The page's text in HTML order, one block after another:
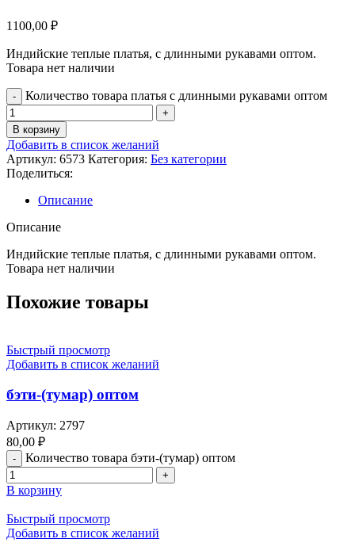
1100,00 ₽
Индийские теплые платья, с длинными рукавами оптом.
Товара нет наличии
Количество товара платья с длинными рукавами оптом
В корзину
Добавить в список желаний
Артикул: 6573 Категория: Без категории
Поделиться:
Описание
Описание
Индийские теплые платья, с длинными рукавами оптом.
Товара нет наличии
Похожие товары
Быстрый просмотр
Добавить в список желаний
бэти-(тумар) оптом
Артикул: 2797
80,00 ₽
Количество товара бэти-(тумар) оптом
В корзину
Быстрый просмотр
Добавить в список желаний